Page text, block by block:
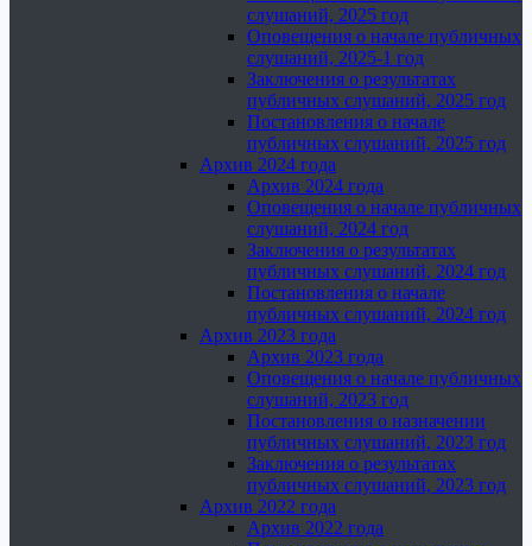
слушаний, 2025 год
Оповещения о начале публичных
слушаний, 2025-1 год
Заключения о результатах
публичных слушаний, 2025 год
Постановления о начале
публичных слушаний, 2025 год
Архив 2024 года
Архив 2024 года
Оповещения о начале публичных
слушаний, 2024 год
Заключения о результатах
публичных слушаний, 2024 год
Постановления о начале
публичных слушаний, 2024 год
Архив 2023 года
Архив 2023 года
Оповещения о начале публичных
слушаний, 2023 год
Постановления о назначении
публичных слушаний, 2023 год
Заключения о результатах
публичных слушаний, 2023 год
Архив 2022 года
Архив 2022 года